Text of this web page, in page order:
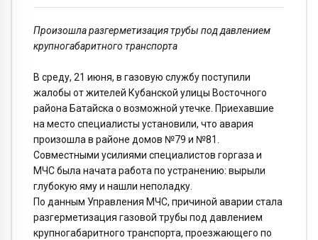
Произошла разгерметизация трубы под давлением
крупногабаритного транспорта
В среду, 21 июня, в газовую службу поступили
жалобы от жителей Кубанской улицы Восточного
района Батайска о возможной утечке. Приехавшие
на место специалисты установили, что авария
произошла в районе домов №79 и №81.
Совместными усилиями специалистов горгаза и
МЧС была начата работа по устранению: вырыли
глубокую яму и нашли неполадку.
По данным Управления МЧС, причиной аварии стала
разгерметизация газовой трубы под давлением
крупногабаритного транспорта, проезжающего по